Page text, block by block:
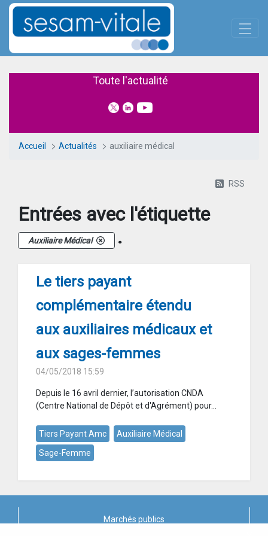
Saut au contenu principal
Toute l'actualité
Accueil Actualités auxiliaire médical
RSS
Entrées avec l'étiquette
Auxiliaire Médical .
Le tiers payant
complémentaire étendu
aux auxiliaires médicaux et
aux sages-femmes
04/05/2018 15:59
Depuis le 16 avril dernier, l’autorisation CNDA
(Centre National de Dépôt et d'Agrément) pour...
Tiers Payant Amc
Auxiliaire Médical
Sage-Femme
Marchés publics
Panneau de gestion des cookies